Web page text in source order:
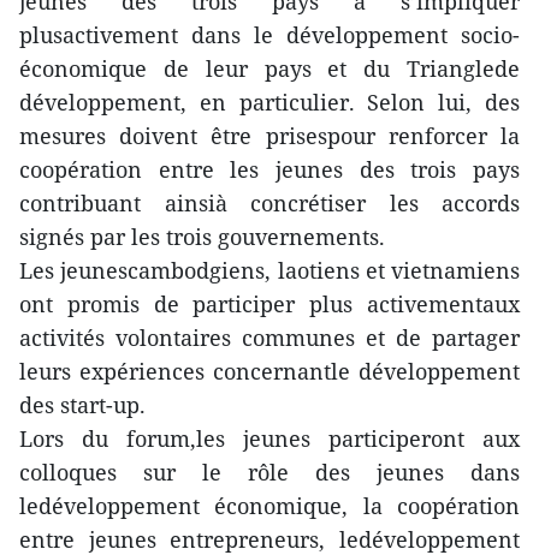
plusactivement dans le développement socio-
économique de leur pays et du Trianglede
développement, en particulier. Selon lui, des
mesures doivent être prisespour renforcer la
coopération entre les jeunes des trois pays
contribuant ainsià concrétiser les accords
signés par les trois gouvernements.
Les jeunescambodgiens, laotiens et vietnamiens
ont promis de participer plus activementaux
activités volontaires communes et de partager
leurs expériences concernantle développement
des start-up.
Lors du forum,les jeunes participeront aux
colloques sur le rôle des jeunes dans
ledéveloppement économique, la coopération
entre jeunes entrepreneurs, ledéveloppement